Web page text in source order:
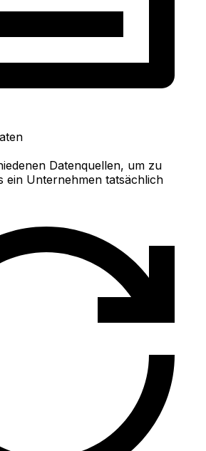
Datenquellen, um zu
ein Unternehmen tatsächlich